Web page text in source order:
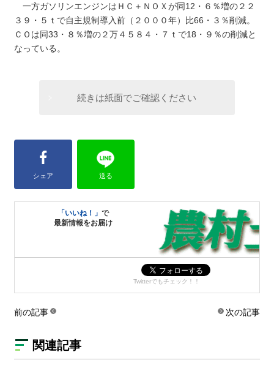
一方ガソリンエンジンはＨＣ＋ＮＯＸが同12・６％増の２２
３９・５ｔで自主規制導入前（２０００年）比66・３％削減。
ＣＯは同33・８％増の２万４５８４・７ｔで18・９％の削減と
なっている。
続きは紙面でご確認ください
シェア 送る
「いいね！」で
最新情報をお届け
Twitterでもチェック！！
前の記事 次の記事
関連記事